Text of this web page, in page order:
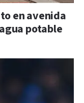
en avenida
potable